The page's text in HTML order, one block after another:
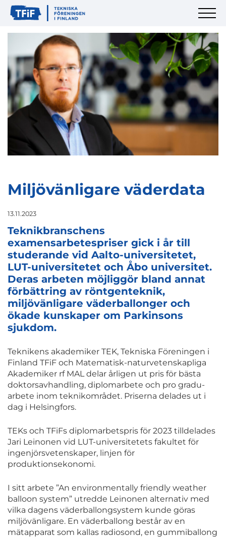
Miljövänligare väderdata
13.11.2023
Teknikbranschens
examensarbetespriser gick i år till
studerande vid Aalto-universitetet,
LUT-universitetet och Åbo universitet.
Deras arbeten möjliggör bland annat
förbättring av röntgenteknik,
miljövänligare väderballonger och
ökade kunskaper om Parkinsons
sjukdom.
Teknikens akademiker TEK, Tekniska Föreningen i
Finland TFiF och Matematisk-naturvetenskapliga
Akademiker rf MAL delar årligen ut pris för bästa
doktorsavhandling, diplomarbete och pro gradu-
arbete inom teknikområdet. Priserna delades ut i
dag i Helsingfors.
TEKs och TFiFs diplomarbetspris för 2023 tilldelades
Jari Leinonen vid LUT-universitetets fakultet för
ingenjörsvetenskaper, linjen för
produktionsekonomi.
I sitt arbete ”An environmentally friendly weather
balloon system” utredde Leinonen alternativ med
vilka dagens väderballongsystem kunde göras
miljövänligare. En väderballong består av en
mätapparat som kallas radiosond, en gummiballong